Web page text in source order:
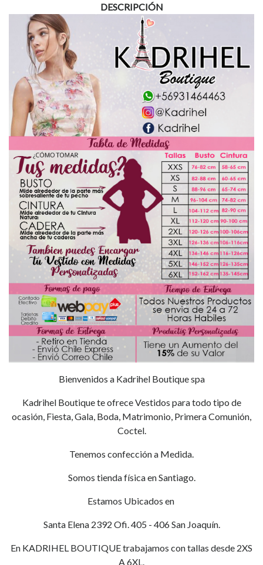
DESCRIPCIÓN
Bienvenidos a Kadrihel Boutique spa
Kadrihel Boutique te ofrece Vestidos para todo tipo de
ocasión, Fiesta, Gala, Boda, Matrimonio, Primera Comunión,
Coctel.
Tenemos confección a Medida.
Somos tienda física en Santiago.
Estamos Ubicados en
Santa Elena 2392 Ofi. 405 - 406 San Joaquín.
En KADRIHEL BOUTIQUE trabajamos con tallas desde 2XS
A 6XL.